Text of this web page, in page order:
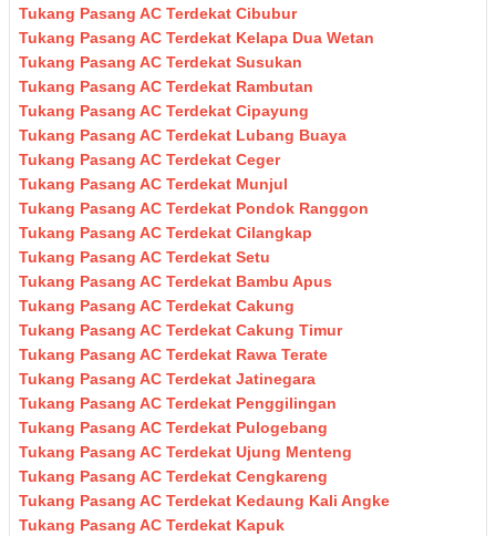
Tukang Pasang AC Terdekat Cibubur
Tukang Pasang AC Terdekat Kelapa Dua Wetan
Tukang Pasang AC Terdekat Susukan
Tukang Pasang AC Terdekat Rambutan
Tukang Pasang AC Terdekat Cipayung
Tukang Pasang AC Terdekat Lubang Buaya
Tukang Pasang AC Terdekat Ceger
Tukang Pasang AC Terdekat Munjul
Tukang Pasang AC Terdekat Pondok Ranggon
Tukang Pasang AC Terdekat Cilangkap
Tukang Pasang AC Terdekat Setu
Tukang Pasang AC Terdekat Bambu Apus
Tukang Pasang AC Terdekat Cakung
Tukang Pasang AC Terdekat Cakung Timur
Tukang Pasang AC Terdekat Rawa Terate
Tukang Pasang AC Terdekat Jatinegara
Tukang Pasang AC Terdekat Penggilingan
Tukang Pasang AC Terdekat Pulogebang
Tukang Pasang AC Terdekat Ujung Menteng
Tukang Pasang AC Terdekat Cengkareng
Tukang Pasang AC Terdekat Kedaung Kali Angke
Tukang Pasang AC Terdekat Kapuk